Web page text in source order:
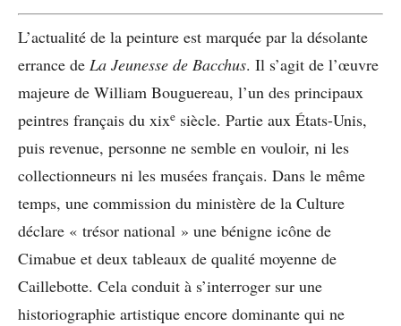
L’actualité de la peinture est marquée par la désolante
errance de La Jeunesse de Bacchus. Il s’agit de l’œuvre
majeure de William Bouguereau, l’un des principaux
peintres français du xixe siècle. Partie aux États-Unis,
puis revenue, personne ne semble en vouloir, ni les
collectionneurs ni les musées français. Dans le même
temps, une commission du ministère de la Culture
déclare « trésor national » une bénigne icône de
Cimabue et deux tableaux de qualité moyenne de
Caillebotte. Cela conduit à s’interroger sur une
historiographie artistique encore dominante qui ne